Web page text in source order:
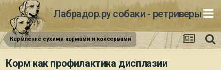
Лабрадор.ру собаки - ретриверы
Кормление сухими кормами и консервами
Корм как профилактика дисплазии